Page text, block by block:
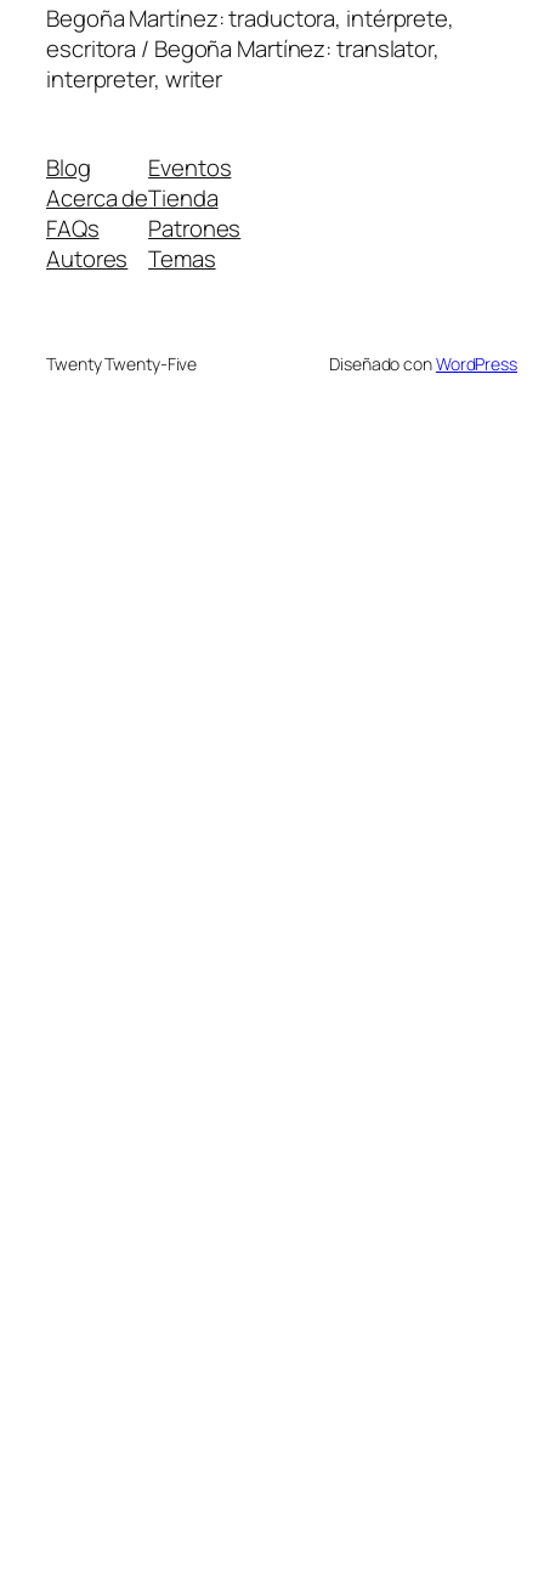
Begoña Martínez: traductora, intérprete,
escritora / Begoña Martínez: translator,
interpreter, writer
Blog
Acerca de
FAQs
Autores
Eventos
Tienda
Patrones
Temas
Twenty Twenty-Five Diseñado conWordPress